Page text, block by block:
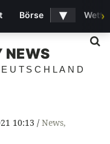
NEWS
10:13 News,
Börse ▾ ›